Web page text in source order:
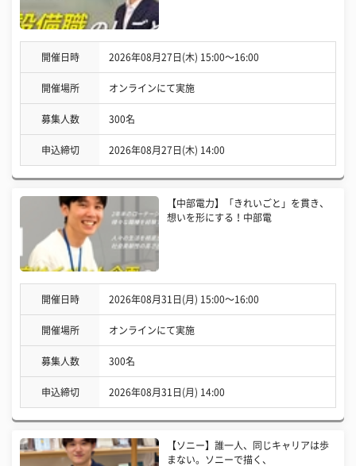
開催日時 2026年08月27日(木) 15:00〜16:00
開催場所 オンラインにて実施
募集人数 300名
申込締切 2026年08月27日(木) 14:00
【中部電力】「きれいごと」を貫き、
想いを形にする！中部電
開催日時 2026年08月31日(月) 15:00〜16:00
開催場所 オンラインにて実施
募集人数 300名
申込締切 2026年08月31日(月) 14:00
【ソニー】誰一人、同じキャリアは歩
まない。ソニーで描く、